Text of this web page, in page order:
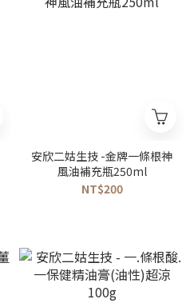
安欣二姑生技 -金牌一條根神
風油補充瓶250ml
NT$200